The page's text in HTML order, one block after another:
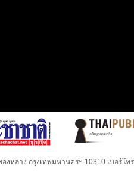
หลาง กรุงเทพมหานครฯ 10310 เบอร์โ